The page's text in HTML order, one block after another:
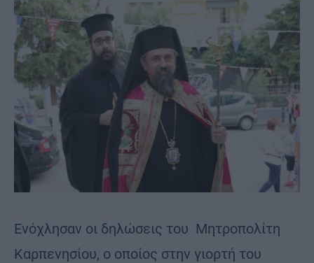
Ενόχλησαν οι δηλώσεις του Μητροπολίτη
Καρπενησίου, ο οποίος στην γιορτή του